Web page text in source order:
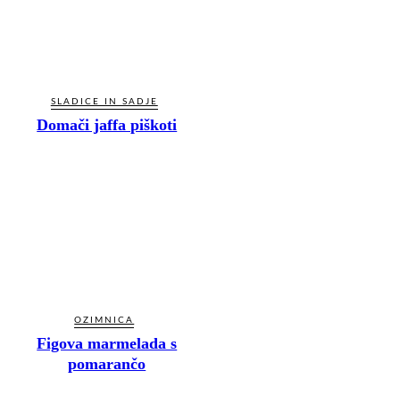
SLADICE IN SADJE
Domači jaffa piškoti
OZIMNICA
Figova marmelada s
pomarančo